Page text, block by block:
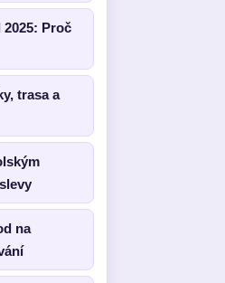
Proč
trasa a
na